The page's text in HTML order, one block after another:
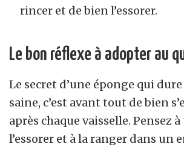
rincer et de bien l’essorer.
Le bon réflexe à adopter au
Le secret d’une éponge qui
saine, c’est avant tout de bien
après chaque vaisselle. Pensez
l’essorer et à la ranger dans un